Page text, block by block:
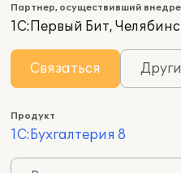
Партнер, осуществивший
1С:Первый Бит,
Связаться
Продукт
1С:Бухгалтерия 8